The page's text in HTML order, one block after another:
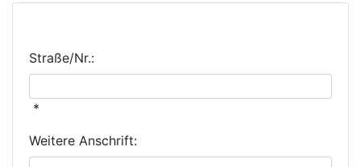
Straße/Nr.:
*
Weitere Anschrift: